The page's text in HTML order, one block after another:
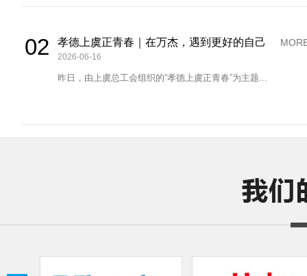
02 孝德上虞正青春｜在万杰，遇到更好的自己
2026-06-16
昨日，由上虞总工会组织的“孝德上虞正青春”为主题...